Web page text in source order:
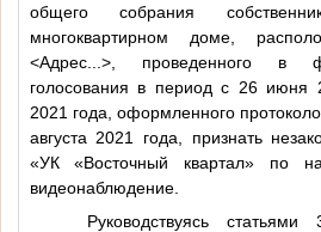
общего собрания
многоквартирном доме,
<Адрес...>, проведенного в
голосования в период с 26
2021 года, оформленного
августа 2021 года, признать
«УК «Восточный квартал» по
видеонаблюдение.
Руководствуясь статьями